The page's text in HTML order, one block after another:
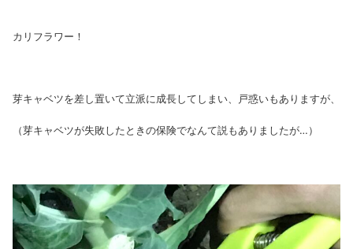
カリフラワー！
芽キャベツを差し置いて立派に成長してしまい、戸惑いもありますが、
（芽キャベツが失敗したときの保険でなんて説もありましたが…）